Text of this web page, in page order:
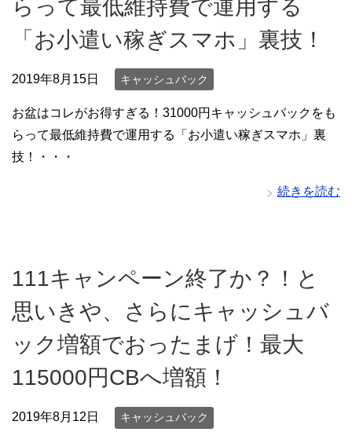
らって最低維持費で運用する
「お小遣い稼ぎスマホ」裏技！
2019年8月15日 キャッシュバック
お盆はコレがお得すぎる！31000円キャッシュバックをも
らって最低維持費で運用する「お小遣い稼ぎスマホ」裏
技！・・・
続きを読む
111キャンペーン終了か？！と
思いきや、さらにキャッシュバ
ック増額でおったまげ！最大
115000円CBへ増額！
2019年8月12日 キャッシュバック